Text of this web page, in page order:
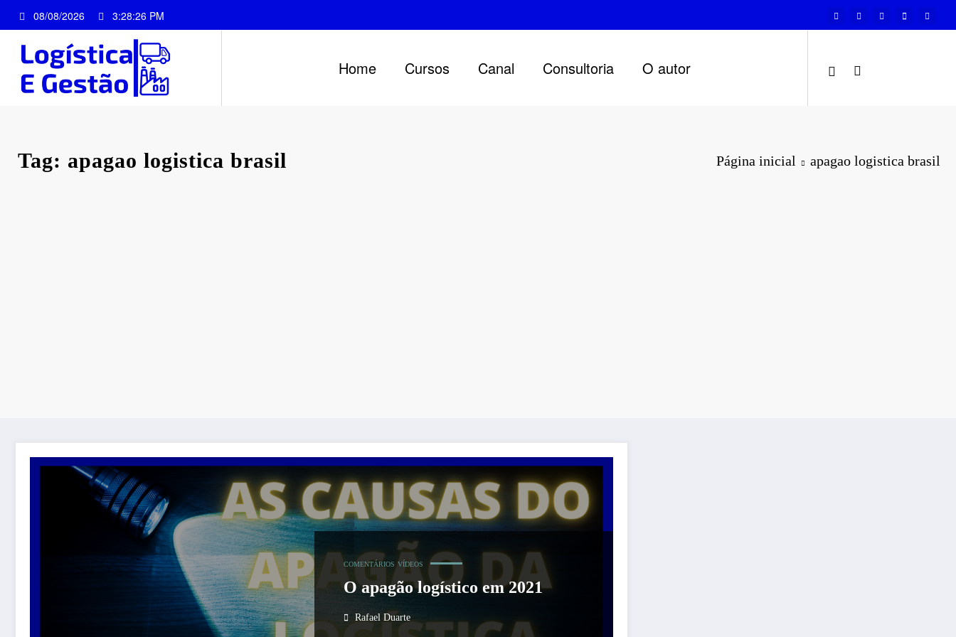
para
conteúdo
08/08/2026 3:28:26 PM
Home Cursos Canal Consultoria O autor
Tag: apagao logistica brasil Página inicial apagao logistica brasil
COMENTÁRIOS VÍDEOS
O apagão logístico em 2021
Rafael Duarte